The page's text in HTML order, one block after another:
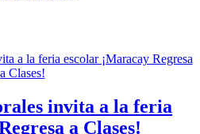
invita a la feria
a Clases!